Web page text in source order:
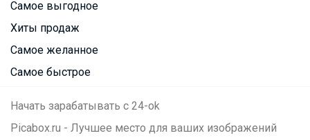
Самое выгодное
Хиты продаж
Самое желанное
Самое быстрое
Начать зарабатывать с 24-ok
Picabox.ru - Лучшее место для ваших изображений